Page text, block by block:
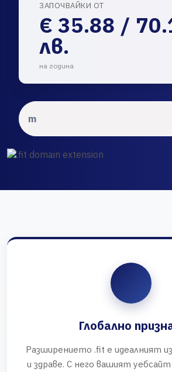
ЗАПОЧВАЙКИ ОТ
€ 35.88 /
лв.
на година
Глобално
Разширението .fit е идеалният
и здраве. С него вашият